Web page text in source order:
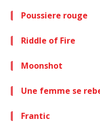
Poussiere rouge
Riddle of Fire
Moonshot
Une femme se
Frantic